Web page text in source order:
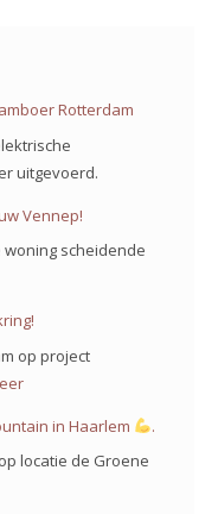
Rotterdam
uitgevoerd.
Vennep!
scheidende
op project
:
voor
in Haarlem
.
locatie de Groene